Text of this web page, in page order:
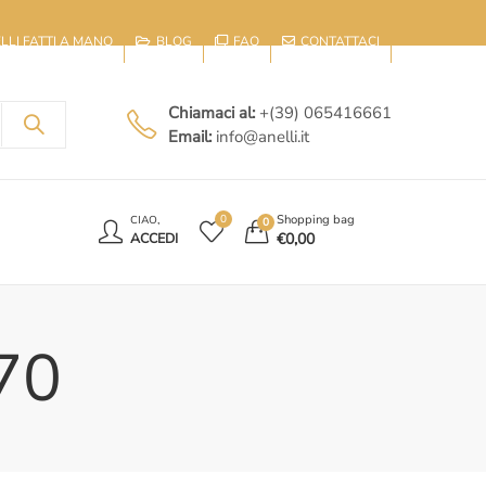
FATTI A MANO BLOG FAQ CONTATTACI
Chiamaci al: +(39) 065416661
Email: info@anelli.it
CIAO,
ACCEDI
0 0 Shopping bag
€0,00